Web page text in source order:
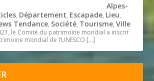
Alpes-
, Département, Escapade, Lieu,
Tendance, Société, Tourisme,Ville
le Comité du patrimoine mondial a inscrit
mondial de l’UNESCO […]